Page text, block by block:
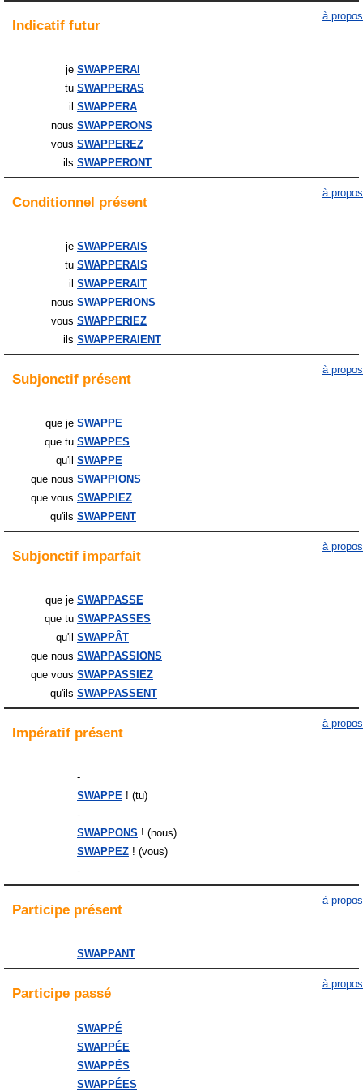
Indicatif futur
à propos
je SWAPPERAI
tu SWAPPERAS
il SWAPPERA
nous SWAPPERONS
vous SWAPPEREZ
ils SWAPPERONT
Conditionnel présent
à propos
je SWAPPERAIS
tu SWAPPERAIS
il SWAPPERAIT
nous SWAPPERIONS
vous SWAPPERIEZ
ils SWAPPERAIENT
Subjonctif présent
à propos
que je SWAPPE
que tu SWAPPES
qu'il SWAPPE
que nous SWAPPIONS
que vous SWAPPIEZ
qu'ils SWAPPENT
Subjonctif imparfait
à propos
que je SWAPPASSE
que tu SWAPPASSES
qu'il SWAPPÂT
que nous SWAPPASSIONS
que vous SWAPPASSIEZ
qu'ils SWAPPASSENT
Impératif présent
à propos
-
SWAPPE ! (tu)
-
SWAPPONS ! (nous)
SWAPPEZ ! (vous)
-
Participe présent
à propos
SWAPPANT
Participe passé
à propos
SWAPPÉ
SWAPPÉE
SWAPPÉS
SWAPPÉES